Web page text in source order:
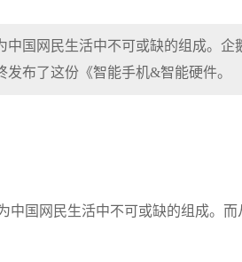
国网民生活中不可或缺的组成。企
布了这份《智能手机&智能硬件。
国网民生活中不可或缺的组成。而